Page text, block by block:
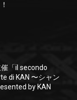
「il secondo
di KAN 〜シャン
by KAN